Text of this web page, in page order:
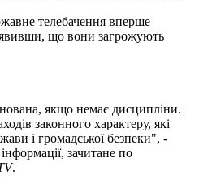
телебачення вперше
що вони загрожують
якщо немає дисципліни.
законного характеру, які
і громадської безпеки", -
зачитане по
.